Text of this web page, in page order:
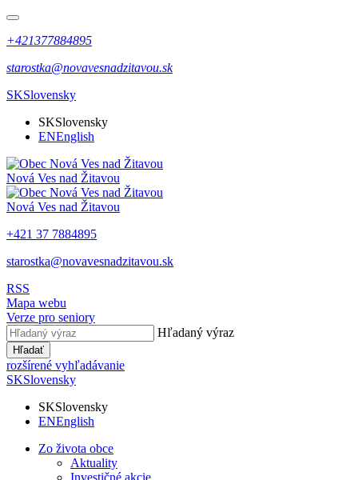
+421377884895
starostka@novavesnadzitavou.sk
SKSlovensky
SKSlovensky
ENEnglish
Nová Ves nad Žitavou
Nová Ves nad Žitavou
+421 37 7884895
starostka@novavesnadzitavou.sk
RSS
Mapa webu
Verze pro seniory
Hľadaný výraz
Hľadať
rozšírené vyhľadávanie
SKSlovensky
SKSlovensky
ENEnglish
Zo života obce
Aktuality
Investičné akcie